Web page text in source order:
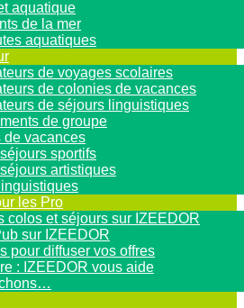
aquatique
de la mer
aquatiques
de voyages scolaires
de colonies de vacances
de séjours linguistiques
de groupe
de vacances
sportifs
artistiques
les Pro
colos et séjours sur IZEEDOR
sur IZEEDOR
pour diffuser vos offres
: IZEEDOR vous aide